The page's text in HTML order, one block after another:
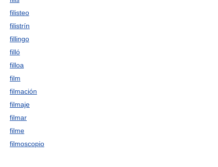
filisteo
filistrín
fillingo
filló
filloa
film
filmación
filmaje
filmar
filme
filmoscopio